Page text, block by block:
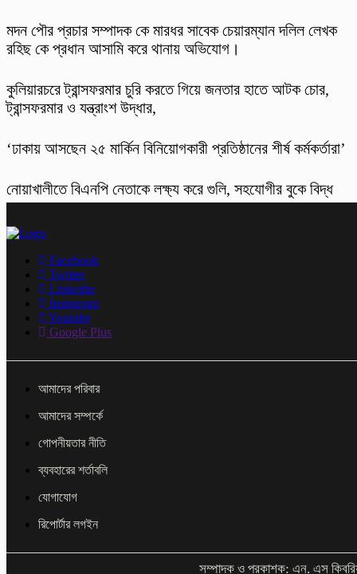
মদন পৌর প্রচার সম্পাদক কে মারধর সাবেক চেয়ারম্যান দলিল লেখক
রহিছ কে প্রধান আসামি করে থানায় অভিযোগ।
কুলিয়ারচরে ট্রান্সফরমার চুরি করতে গিয়ে জনতার হাতে আটক চোর,
ট্রান্সফরমার ও যন্ত্রাংশ উদ্ধার,
‘ঢাকায় আসছেন ২৫ মার্কিন বিনিয়োগকারী প্রতিষ্ঠানের শীর্ষ কর্মকর্তারা’
নোয়াখালীতে বিএনপি নেতাকে লক্ষ্য করে গুলি, সহযোগীর বুকে বিদ্ধ
Facebook
Twitter
Linkedin
Instagram
Youtube
Google Plus
আমাদের পরিবার
আমাদের সম্পর্কে
গোপনীয়তার নীতি
ব্যবহারের শর্তাবলি
যোগাযোগ
রিপোর্টার লগইন
সম্পাদক ও প্রকাশক: এন. এস